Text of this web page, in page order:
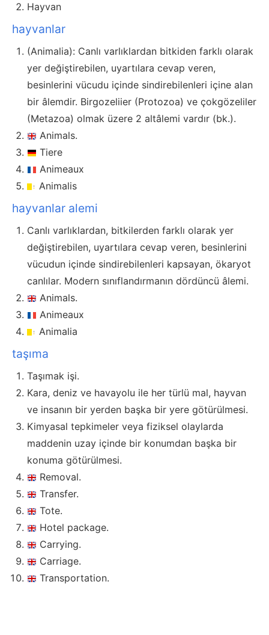
Hayvan
hayvanlar
(Animalia): Canlı varlıklardan bitkiden farklı olarak
yer değiştirebilen, uyartılara cevap veren,
besinlerini vücudu içinde sindirebilenleri içine alan
bir âlemdir. Birgozeliier (Protozoa) ve çokgözeliler
(Metazoa) olmak üzere 2 altâlemi vardır (bk.).
Animals.
Tiere
Animeaux
Animalis
hayvanlar alemi
Canlı varlıklardan, bitkilerden farklı olarak yer
değiştirebilen, uyartılara cevap veren, besinlerini
vücudun içinde sindirebilenleri kapsayan, ökaryot
canlılar. Modern sınıflandırmanın dördüncü âlemi.
Animals.
Animeaux
Animalia
taşıma
Taşımak işi.
Kara, deniz ve havayolu ile her türlü mal, hayvan
ve insanın bir yerden başka bir yere götürülmesi.
Kimyasal tepkimeler veya fiziksel olaylarda
maddenin uzay içinde bir konumdan başka bir
konuma götürülmesi.
Removal.
Transfer.
Tote.
Hotel package.
Carrying.
Carriage.
Transportation.